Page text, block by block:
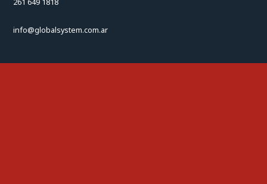
261 649 1818
info@globalsystem.com.ar